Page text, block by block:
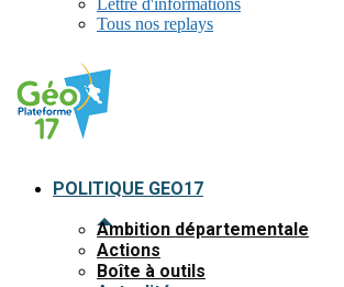
Tous nos replays
POLITIQUE GEO17
Ambition départementale
Actions
Boîte à outils